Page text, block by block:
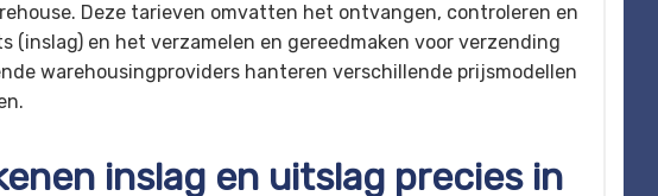
Deze tarieven omvatten het ontvangen, controleren en
(inslag) en het verzamelen en gereedmaken voor verzending
warehousingproviders hanteren verschillende prijsmodellen
inslag en uitslag precies in